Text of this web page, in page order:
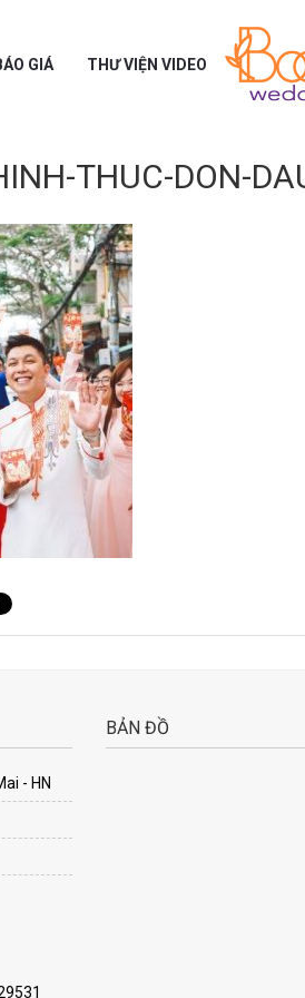
GIÁ THƯ VIỆN VIDEO
THUC-DON-
- HN
BẢN ĐỒ